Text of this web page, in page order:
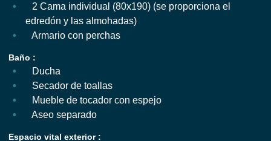
2 Cama individual (80x190) (se proporciona el
edredón y las almohadas)
Armario con perchas
Baño :
Ducha
Secador de toallas
Mueble de tocador con espejo
Aseo separado
Espacio vital exterior :